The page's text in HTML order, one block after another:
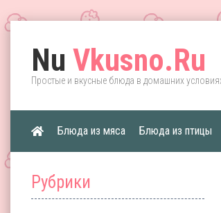
Nu Vkusno.Ru
Простые и вкусные блюда в домашних
Блюда из мяса Блюда из птицы
Рубрики